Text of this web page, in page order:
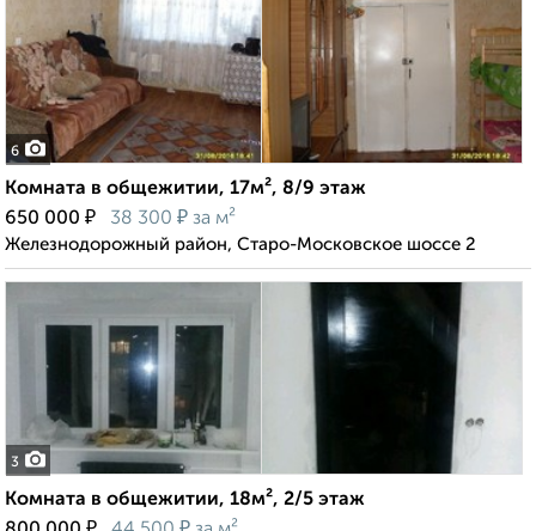
6
Комната в общежитии, 17м², 8/9 этаж
650 000 ₽ 38 300 ₽ за м²
Железнодорожный район, Старо-Московское шоссе 2
3
Комната в общежитии, 18м², 2/5 этаж